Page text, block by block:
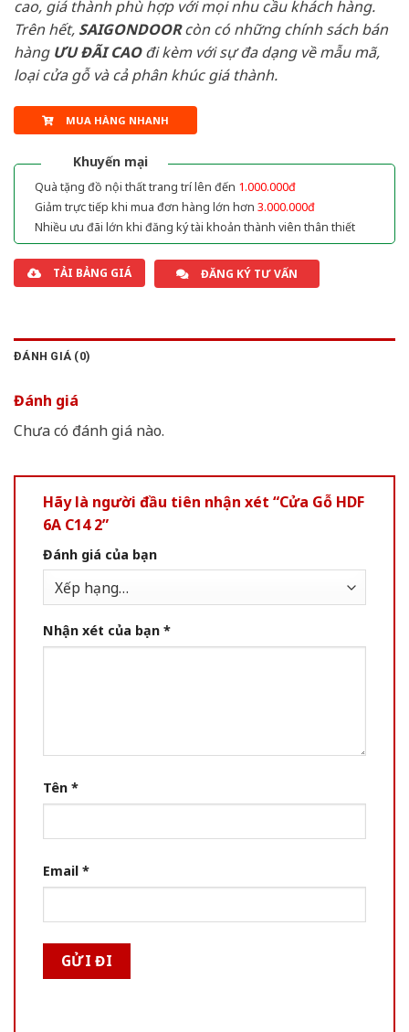
cao, giá thành phù hợp với mọi nhu cầu khách hàng.
Trên hết, SAIGONDOORcòn có những chính sách bán
hàng ƯU ĐÃI CAOđi kèm với sự đa dạng về mẫu mã,
loại cửa gỗ và cả phân khúc giá thành.
MUA HÀNG NHANH
Khuyến mại
Quà tặng đồ nội thất trang trí lên đến 1.000.000đ
Giảm trực tiếp khi mua đơn hàng lớn hơn 3.000.000đ
Nhiều ưu đãi lớn khi đăng ký tài khoản thành viên thân thiết
TẢI BẢNG GIÁ ĐĂNG KÝ TƯ VẤN
ĐÁNH GIÁ (0)
Đánh giá
Chưa có đánh giá nào.
Hãy là người đầu tiên nhận xét “Cửa Gỗ HDF
6A C14 2”
Đánh giá của bạn
Nhận xét của bạn *
Tên *
Email *